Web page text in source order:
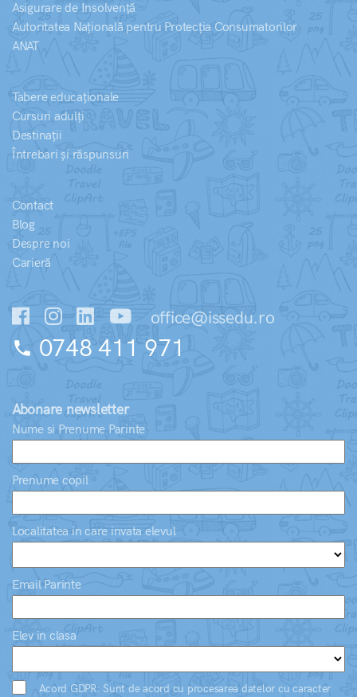
Asigurare de Insolvență
Autoritatea Națională pentru Protecția Consumatorilor
ANAT
Tabere educaționale
Cursuri adulți
Destinații
Întrebari și răspunsuri
Contact
Blog
Despre noi
Carieră
office@issedu.ro
phone 0748 411 971
Abonare newsletter
Nume si Prenume Parinte
Prenume copil
Localitatea in care invata elevul
Email Parinte
Elev in clasa
Acord GDPR: Sunt de acord cu procesarea datelor cu caracter